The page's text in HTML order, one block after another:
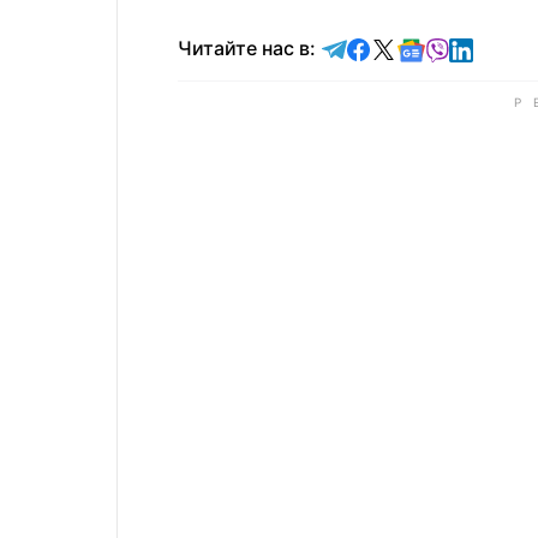
Читайте нас в: Читайте в Telegram
Читайте в
Читайте в X
Читайте в
Читайте